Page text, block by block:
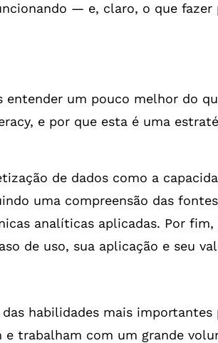
— e, claro, o que fazer
entender um pouco melhor do
e por que esta é uma
de dados como a
uma compreensão das
analíticas aplicadas. Por
de uso, sua aplicação e seu
habilidades mais importantes
trabalham com um grande